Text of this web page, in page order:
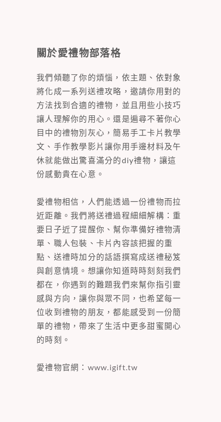
關於愛禮物部落格
我們傾聽了你的煩惱，依主題、依對象
將化成一系列送禮攻略，邀請你用對的
方法找到合適的禮物，並且用些小技巧
讓人理解你的用心。還是遍尋不著你心
目中的禮物別灰心，簡易手工卡片教學
文、手作教學影片讓你用手邊材料及午
休就能做出驚喜滿分的diy禮物，讓這
份感動貴在心意。
愛禮物相信，人們能透過一份禮物而拉
近距離。我們將送禮過程細細解構：重
要日子近了提醒你、幫你準備好禮物清
單、職人包裝、卡片內容該把握的重
點、送禮時加分的話語撰寫成送禮秘笈
與創意情境。想讓你知道時時刻刻我們
都在，你遇到的難題我們來幫你指引靈
感與方向，讓你與眾不同，也希望每一
位收到禮物的朋友，都能感受到一份簡
單的禮物，帶來了生活中更多甜蜜開心
的時刻。
愛禮物官網： www.igift.tw